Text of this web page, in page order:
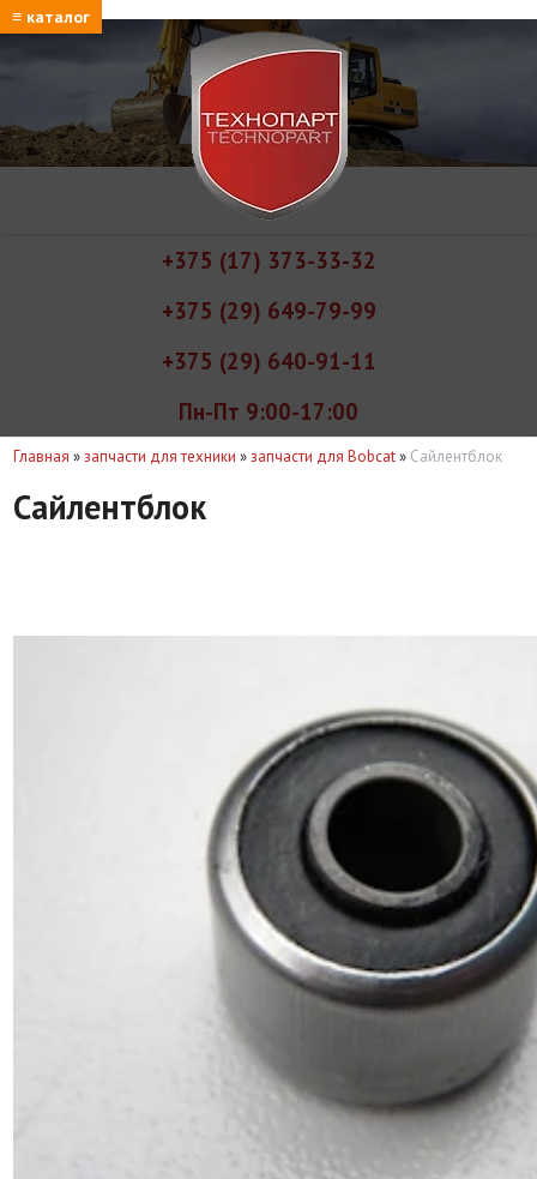
≡ каталог
+375 (17) 373-33-32
+375 (29) 649-79-99
+375 (29) 640-91-11
Пн-Пт 9:00-17:00
Главная »запчасти для техники »запчасти для Bobcat» Сайлентблок
Сайлентблок